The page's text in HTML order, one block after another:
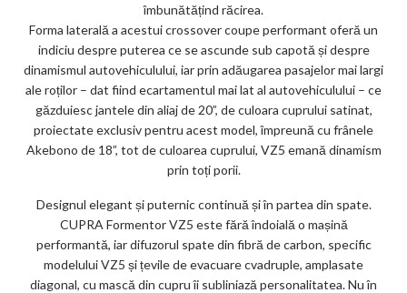
îmbunătățind răcirea.
Forma laterală a acestui crossover coupe performant oferă un
indiciu despre puterea ce se ascunde sub capotă și despre
dinamismul autovehiculului, iar prin adăugarea pasajelor mai largi
ale roților – dat fiind ecartamentul mai lat al autovehiculului – ce
găzduiesc jantele din aliaj de 20”, de culoara cuprului satinat,
proiectate exclusiv pentru acest model, împreună cu frânele
Akebono de 18”, tot de culoarea cuprului, VZ5 emană dinamism
prin toți porii.
Designul elegant și puternic continuă și în partea din spate.
CUPRA Formentor VZ5 este fără îndoială o mașină
performantă, iar difuzorul spate din fibră de carbon, specific
modelului VZ5 și țevile de evacuare cvadruple, amplasate
diagonal, cu mască din cupru îi subliniază personalitatea. Nu în